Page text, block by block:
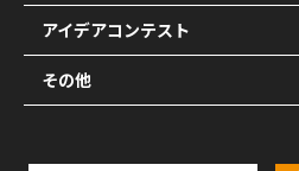
アイデアコンテスト
その他